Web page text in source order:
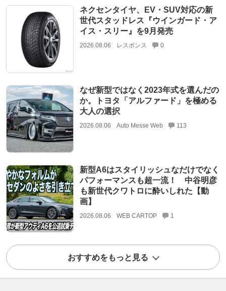
ネクセンタイヤ、EV・SUV対応の新
世代スタッドレス『ウインガード・ア
イス・スリー』を9月発売
2026.08.06 レスポンス 0
なぜ新型ではなく2023年式を選んだの
か。トヨタ「アルファード」を極める
大人の選択
2026.08.06 Auto Messe Web 113
新型A6はスタイリッシュなだけでなく
パフォーマンスも超一流！ 中谷明彦
も新世代クワトロに酔いしれた【動
画】
2026.08.06 WEB CARTOP 1
おすすめをもっと見る